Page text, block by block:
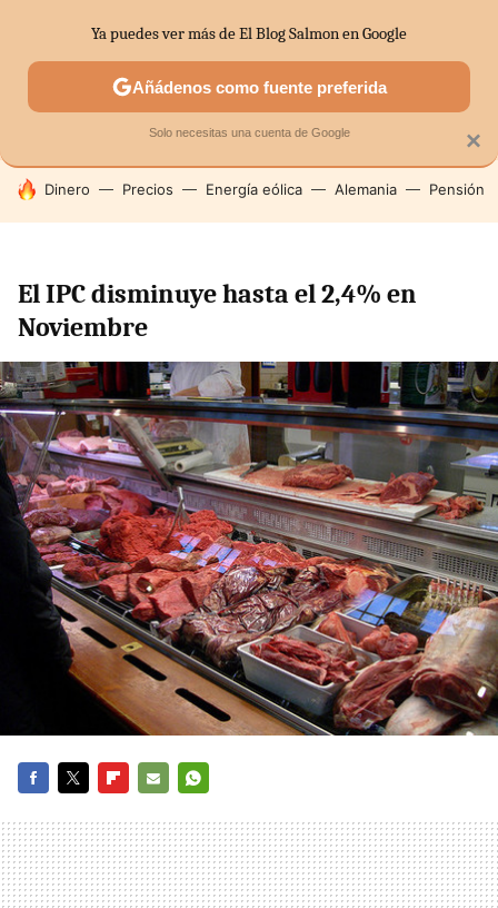
SECTORES ECONOMÍA DOMÉSTICA MERCADOS
HOY SE HABLA DE
Dinero Precios Energía eólica Alemania Pensión
El IPC disminuye hasta el 2,4% en
Noviembre
MAIL
×
Ya puedes ver más de El Blog Salmon en Google
Añádenos como fuente preferida
Solo necesitas una cuenta de Google